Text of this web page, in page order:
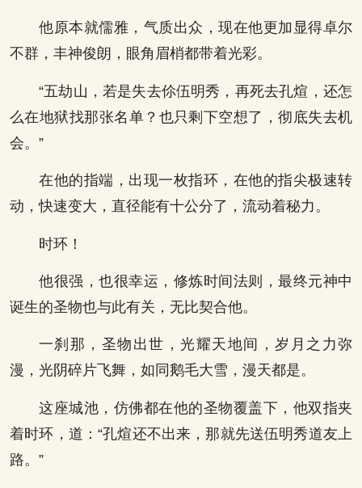
他原本就儒雅，气质出众，现在他更加显得卓尔
不群，丰神俊朗，眼角眉梢都带着光彩。
“五劫山，若是失去伱伍明秀，再死去孔煊，还怎
么在地狱找那张名单？也只剩下空想了，彻底失去机
会。”
在他的指端，出现一枚指环，在他的指尖极速转
动，快速变大，直径能有十公分了，流动着秘力。
时环！
他很强，也很幸运，修炼时间法则，最终元神中
诞生的圣物也与此有关，无比契合他。
一刹那，圣物出世，光耀天地间，岁月之力弥
漫，光阴碎片飞舞，如同鹅毛大雪，漫天都是。
这座城池，仿佛都在他的圣物覆盖下，他双指夹
着时环，道：“孔煊还不出来，那就先送伍明秀道友上
路。”